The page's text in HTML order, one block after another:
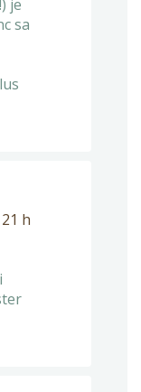
je
sa
h